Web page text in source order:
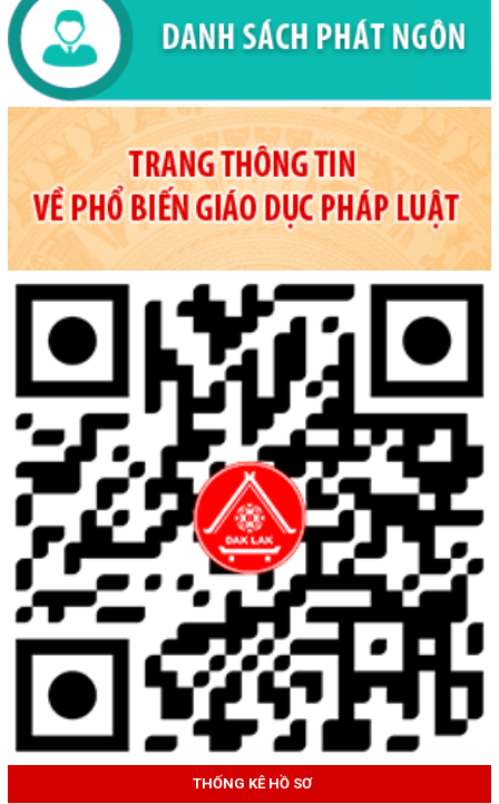
THỐNG KÊ HỒ SƠ